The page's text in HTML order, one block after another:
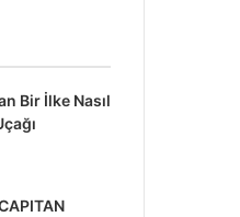
Bir İlke Nasıl